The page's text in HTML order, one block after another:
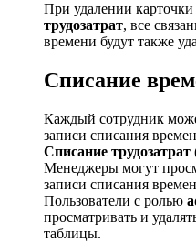
При удалении карточки
трудозатрат, все
времени будут также
Списание
Каждый сотрудник
записи списания
Списание
Менеджеры могут
записи списания
Пользователи с ролью
просматривать и
таблицы.